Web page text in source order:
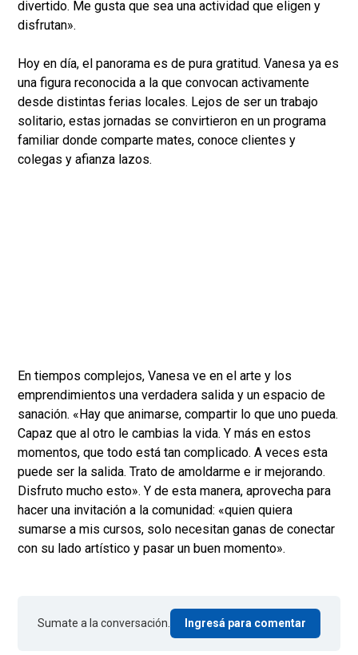
divertido. Me gusta que sea una actividad que eligen y
disfrutan».
Hoy en día, el panorama es de pura gratitud. Vanesa ya es
una figura reconocida a la que convocan activamente
desde distintas ferias locales. Lejos de ser un trabajo
solitario, estas jornadas se convirtieron en un programa
familiar donde comparte mates, conoce clientes y
colegas y afianza lazos.
En tiempos complejos, Vanesa ve en el arte y los
emprendimientos una verdadera salida y un espacio de
sanación. «Hay que animarse, compartir lo que uno pueda.
Capaz que al otro le cambias la vida. Y más en estos
momentos, que todo está tan complicado. A veces esta
puede ser la salida. Trato de amoldarme e ir mejorando.
Disfruto mucho esto». Y de esta manera, aprovecha para
hacer una invitación a la comunidad: «quien quiera
sumarse a mis cursos, solo necesitan ganas de conectar
con su lado artístico y pasar un buen momento».
Sumate a la conversación. Ingresá para comentar